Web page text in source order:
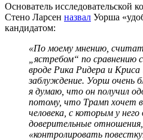
Основатель исследовательской
Стено Ларсен назвал Уорша
кандидатом:
«По моему мнению,
„ястребом“ по сравнению
вроде Рика Ридера и
заблуждение. Уорш очень
я думаю, что он получил
потому, что Трамп хочет
человека, с которым у
доверительные
«контролировать